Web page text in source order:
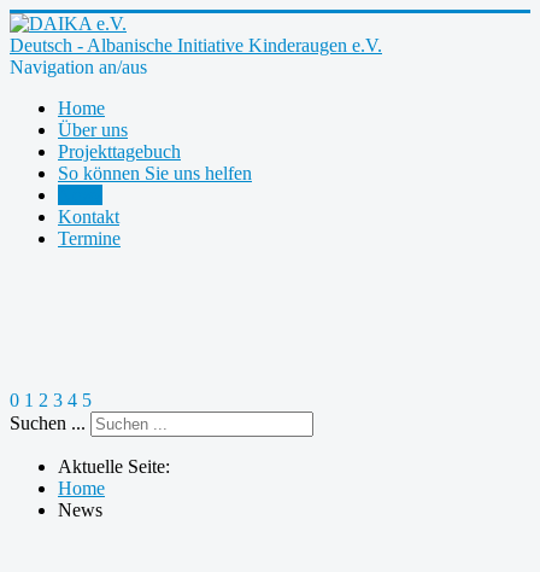
Deutsch - Albanische Initiative Kinderaugen e.V.
Navigation an/aus
Home
Über uns
Projekttagebuch
So können Sie uns helfen
Kontakt
Termine
0 1 2 3 4 5
Suchen ...
Aktuelle Seite:
Home
News